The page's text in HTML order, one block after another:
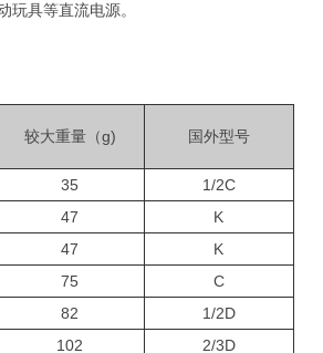
具等直流电源。
较大重量（g)
国外型号
35
1/2C
47
K
47
K
75
C
82
1/2D
102
2/3D